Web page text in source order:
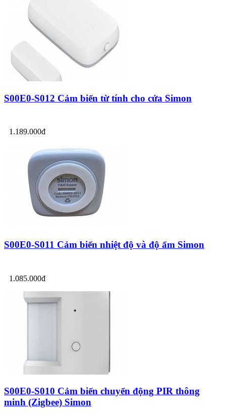
S00E0-S012 Cảm biến từ tính cho cửa Simon
1.189.000đ
S00E0-S011 Cảm biến nhiệt độ và độ ẩm Simon
1.085.000đ
S00E0-S010 Cảm biến chuyển động PIR thông
minh (Zigbee) Simon